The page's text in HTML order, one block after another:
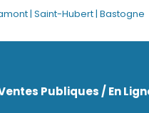
| Saint-Hubert | Bastogne
Publiques / En